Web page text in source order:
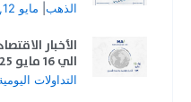
الذهب مايو 12, 2025
الي 16 مايو 2025: أبرز الأحداث والتوقعات
التداولات